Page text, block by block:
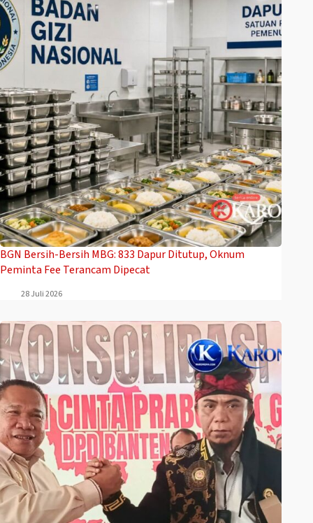
BGN Bersih-Bersih MBG: 833 Dapur Ditutup, Oknum
Peminta Fee Terancam Dipecat
28 Juli 2026